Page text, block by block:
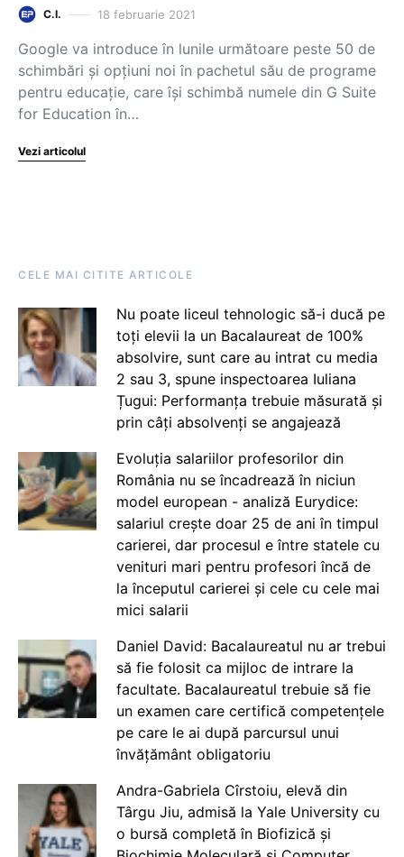
C.I. 18 februarie 2021
Google va introduce în lunile următoare peste 50 de
schimbări și opțiuni noi în pachetul său de programe
pentru educație, care își schimbă numele din G Suite
for Education în…
Vezi articolul
CELE MAI CITITE ARTICOLE
Nu poate liceul tehnologic să-i ducă pe
toți elevii la un Bacalaureat de 100%
absolvire, sunt care au intrat cu media
2 sau 3, spune inspectoarea Iuliana
Țugui: Performanța trebuie măsurată și
prin câți absolvenți se angajează
Evoluția salariilor profesorilor din
România nu se încadrează în niciun
model european - analiză Eurydice:
salariul crește doar 25 de ani în timpul
carierei, dar procesul e între statele cu
venituri mari pentru profesori încă de
la începutul carierei și cele cu cele mai
mici salarii
Daniel David: Bacalaureatul nu ar trebui
să fie folosit ca mijloc de intrare la
facultate. Bacalaureatul trebuie să fie
un examen care certifică competențele
pe care le ai după parcursul unui
învățământ obligatoriu
Andra-Gabriela Cîrstoiu, elevă din
Târgu Jiu, admisă la Yale University cu
o bursă completă în Biofizică și